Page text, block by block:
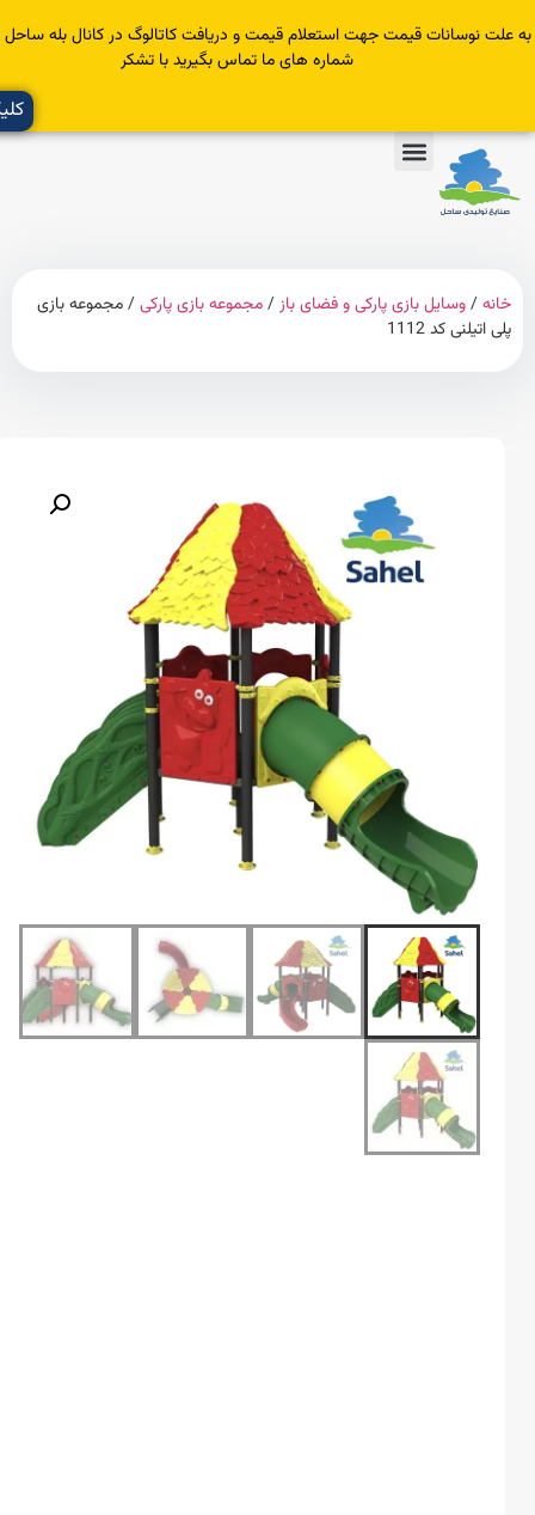
قیمت جهت استعلام قیمت و دریافت کاتالوگ در کانال بله ساحل عضو یا با
شماره های ما تماس بگیرید با تشکر
کلیک کنید
وسایل بازی پارکی و فضای باز/مجموعه بازی پارکی/ مجموعه بازی
کد 1112